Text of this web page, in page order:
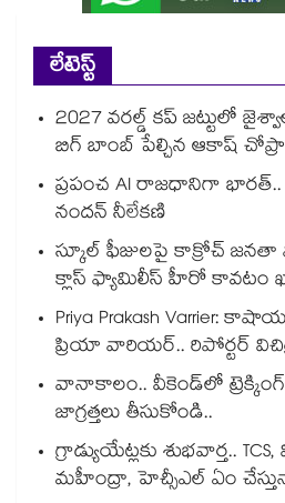
లేటెస్ట్
2027 వరల్డ్ కప్‎ జట్టులో
బిగ్ బాంబ్ పేల్చిన ఆకాష్ చోప్రా
ప్రపంచ AI రాజధానిగా
నందన్ నీలేకణి
స్కూల్ ఫీజులపై కాక్రోచ్
క్లాస్ ఫ్యామిలీస్ హీరో కావటం
Priya Prakash Varrier:
ప్రియా వారియర్.. రిపోర్టర్
వానాకాలం.. వీకెండ్‏లో ట్రెక్కింగ్‎కు వెళ్తున్నారా.. ఈ
జాగ్రత్తలు తీసుకోండి..
గ్రాడ్యుయేట్లకు శుభవార్త..
మహీంద్రా, హెచ్సీఎల్ ఏం